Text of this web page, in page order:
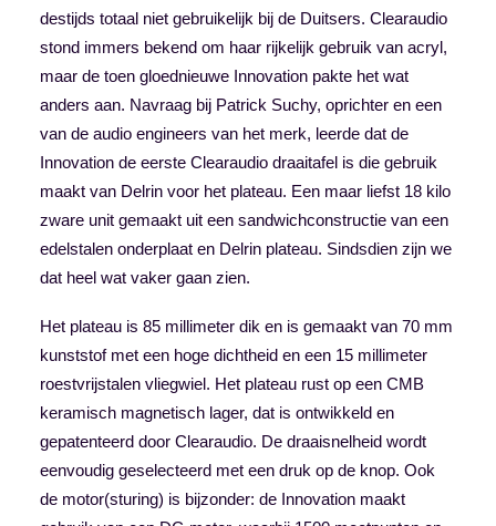
destijds totaal niet gebruikelijk bij de Duitsers. Clearaudio
stond immers bekend om haar rijkelijk gebruik van acryl,
maar de toen gloednieuwe Innovation pakte het wat
anders aan. Navraag bij Patrick Suchy, oprichter en een
van de audio engineers van het merk, leerde dat de
Innovation de eerste Clearaudio draaitafel is die gebruik
maakt van Delrin voor het plateau. Een maar liefst 18 kilo
zware unit gemaakt uit een sandwichconstructie van een
edelstalen onderplaat en Delrin plateau. Sindsdien zijn we
dat heel wat vaker gaan zien.
Het plateau is 85 millimeter dik en is gemaakt van 70 mm
kunststof met een hoge dichtheid en een 15 millimeter
roestvrijstalen vliegwiel. Het plateau rust op een CMB
keramisch magnetisch lager, dat is ontwikkeld en
gepatenteerd door Clearaudio. De draaisnelheid wordt
eenvoudig geselecteerd met een druk op de knop. Ook
de motor(sturing) is bijzonder: de Innovation maakt